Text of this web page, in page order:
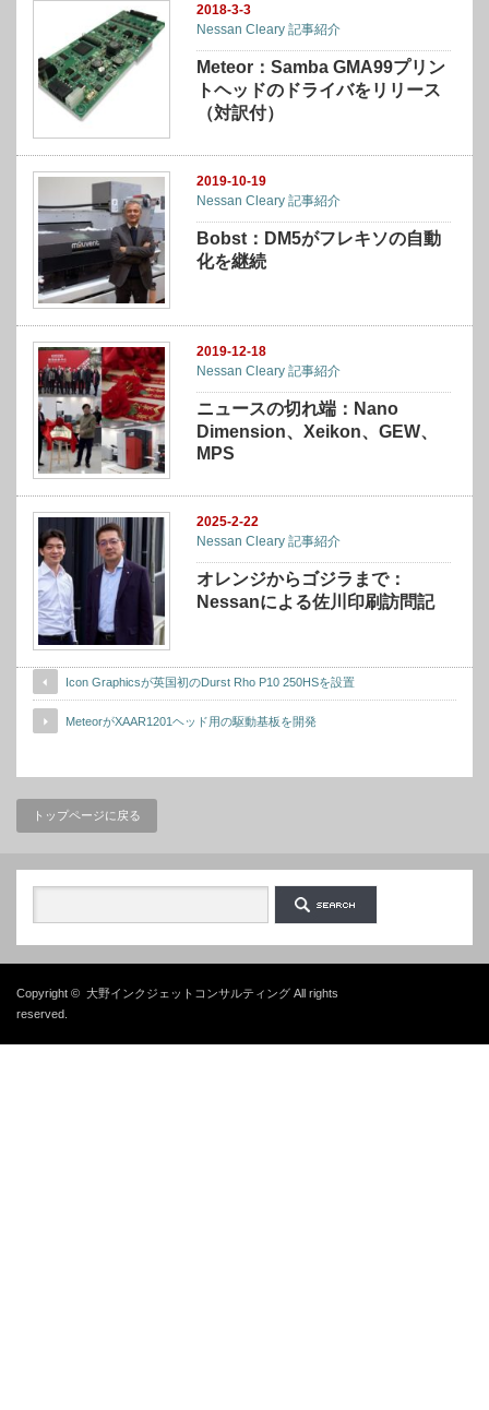
2018-3-3
Nessan Cleary 記事紹介
Meteor：Samba GMA99プリン
トヘッドのドライバをリリース
（対訳付）
2019-10-19
Nessan Cleary 記事紹介
Bobst：DM5がフレキソの自動
化を継続
2019-12-18
Nessan Cleary 記事紹介
ニュースの切れ端：Nano
Dimension、Xeikon、GEW、
MPS
2025-2-22
Nessan Cleary 記事紹介
オレンジからゴジラまで：
Nessanによる佐川印刷訪問記
Icon Graphicsが英国初のDurst Rho P10 250HSを設置
MeteorがXAAR1201ヘッド用の駆動基板を開発
トップページに戻る
Copyright © 大野インクジェットコンサルティング All rights
reserved.